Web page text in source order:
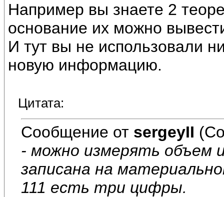
Например вы знаете 2
основание их можно
И тут вы не использовали
новую информацию.
Цитата:
Сообщение от sergeyII
- можно измерять объем
записана на
111 есть три цифры.